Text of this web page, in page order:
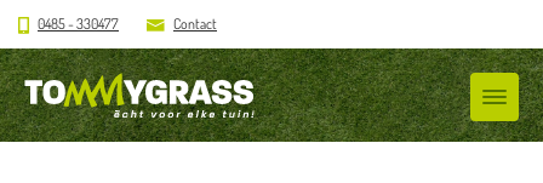
0485 - 330477 Contact